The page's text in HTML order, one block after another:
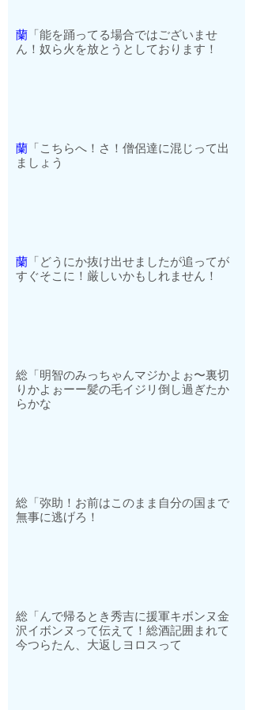
蘭 「能を踊ってる場合ではございませ
ん！奴ら火を放とうとしております！
蘭 「こちらへ！さ！僧侶達に混じって出
ましょう
蘭 「どうにか抜け出せましたが追ってが
すぐそこに！厳しいかもしれません！
総「明智のみっちゃんマジかよぉ〜裏切
りかよぉーー髪の毛イジリ倒し過ぎたか
らかな
総「弥助！お前はこのまま自分の国まで
無事に逃げろ！
総「んで帰るとき秀吉に援軍キボンヌ金
沢イボンヌって伝えて！総酒記囲まれて
今つらたん、大返しヨロスって